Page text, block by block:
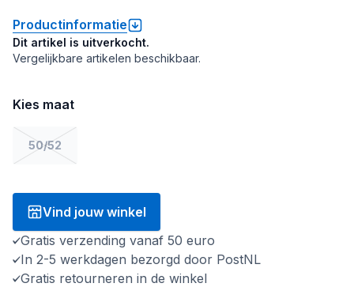
Productinformatie
Dit artikel is uitverkocht.
Vergelijkbare artikelen beschikbaar.
Kies maat
50/52
Vind jouw winkel
Gratis verzending vanaf 50 euro
In 2-5 werkdagen bezorgd door PostNL
Gratis retourneren in de winkel